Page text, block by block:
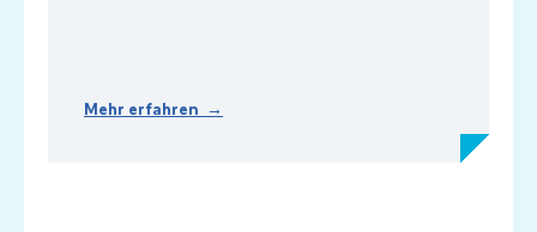
Mehr erfahren →